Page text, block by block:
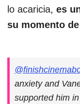
lo acaricia, es
su momento
anxiety and
supported him